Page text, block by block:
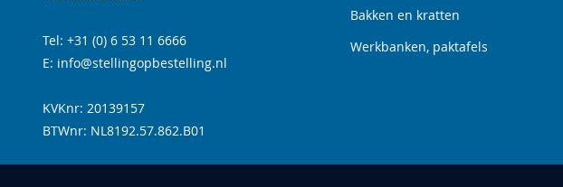
Tel: +31 (0) 6 53 11 6666
E: info@stellingopbestelling.nl
KVKnr: 20139157
BTWnr: NL8192.57.862.B01
Bakken en kratten
Werkbanken, paktafels